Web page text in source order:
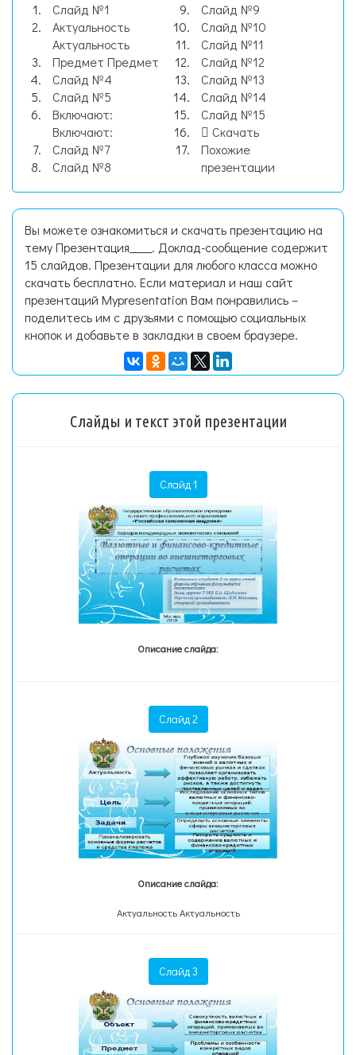
Слайд №1
Актуальность
Актуальность
Предмет Предмет
Слайд №4
Слайд №5
Включают:
Включают:
Слайд №7
Слайд №8
Слайд №9
Слайд №10
Слайд №11
Слайд №12
Слайд №13
Слайд №14
Слайд №15
Скачать
Похожие
презентации
Вы можете ознакомиться и скачать презентацию на
тему Презентация____. Доклад-сообщение содержит
15 слайдов. Презентации для любого класса можно
скачать бесплатно. Если материал и наш сайт
презентаций Mypresentation Вам понравились –
поделитесь им с друзьями с помощью социальных
кнопок и добавьте в закладки в своем браузере.
Слайды и текст этой презентации
Слайд 1
Описание слайда:
Слайд 2
Описание слайда:
Актуальность Актуальность
Слайд 3